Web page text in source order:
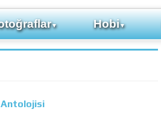
▼ Hobi▼
Antolojisi